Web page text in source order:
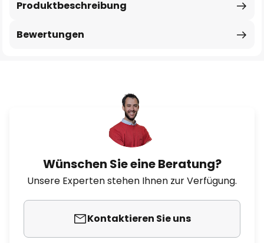
Produktbeschreibung
Bewertungen
Wünschen Sie eine Beratung?
Unsere Experten stehen Ihnen zur Verfügung.
Kontaktieren Sie uns